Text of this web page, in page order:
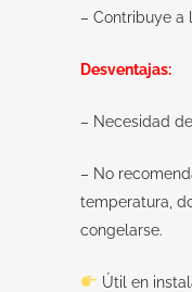
– Contribuye a
Desventajas:
– Necesidad
– No
temperatura,
congelarse.
Útil en